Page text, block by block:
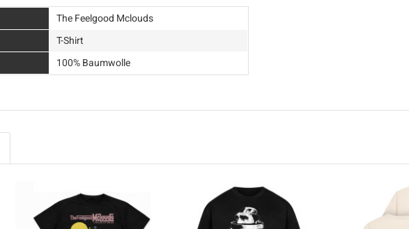
The Feelgood Mclouds
T-Shirt
100% Baumwolle